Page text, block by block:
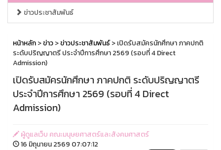
ข่าวประชาสัมพันธ์
หน้าหลัก>ข่าว>ข่าวประชาสัมพันธ์> เปิดรับสมัครนักศึกษา ภาคปกติ
ระดับปริญญาตรี ประจำปีการศึกษา 2569 (รอบที่ 4 Direct
Admission)
เปิดรับสมัครนักศึกษา ภาคปกติ ระดับปริญญาตรี
ประจำปีการศึกษา 2569 (รอบที่ 4 Direct
Admission)
ผู้ดูแลเว็บ คณะมนุษยศาสตร์และสังคมศาสตร์
16 มิถุนายน 2569 07:07:12